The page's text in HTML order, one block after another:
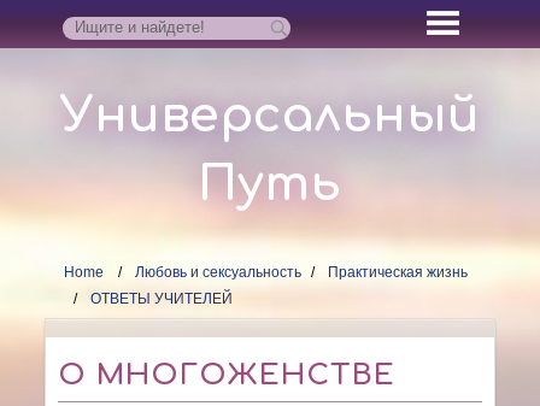
Универсальный
Путь
Home Любовь и сексуальность
Практическая жизнь
ОТВЕТЫ УЧИТЕЛЕЙ
О МНОГОЖЕНСТВЕ